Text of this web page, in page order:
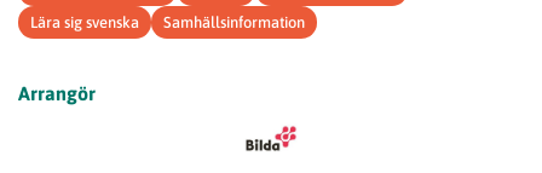
Lära sig svenska
Samhällsinformation
Arrangör